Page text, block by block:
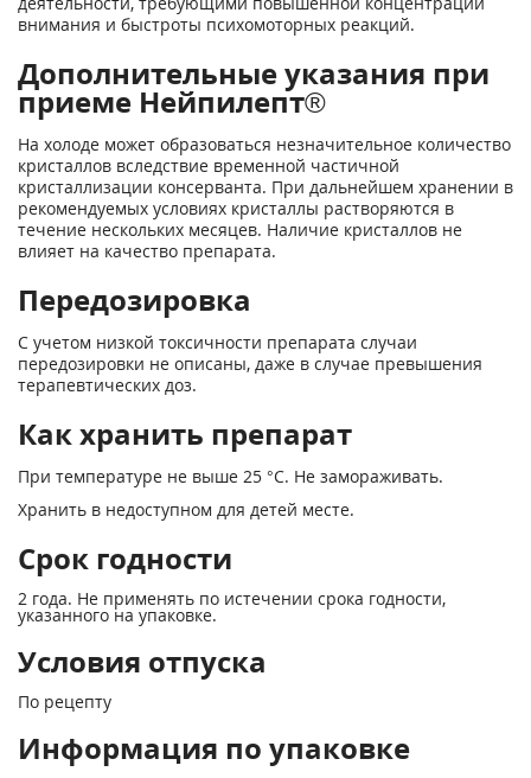
внимания и быстроты психомоторных реакций.
Дополнительные указания при
приеме Нейпилепт®
На холоде может образоваться незначительное количество
кристаллов вследствие временной частичной
кристаллизации консерванта. При дальнейшем хранении в
рекомендуемых условиях кристаллы растворяются в
течение нескольких месяцев. Наличие кристаллов не
влияет на качество препарата.
Передозировка
С учетом низкой токсичности препарата случаи
передозировки не описаны, даже в случае превышения
терапевтических доз.
Как хранить препарат
При температуре не выше 25 °С. Не замораживать.
Хранить в недоступном для детей месте.
Срок годности
2 года. Не применять по истечении срока годности,
указанного на упаковке.
Условия отпуска
По рецепту
Информация по упаковке